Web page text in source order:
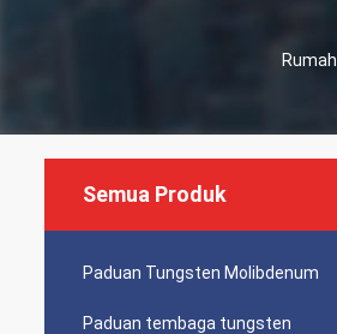
Rumah
Semua Produk
Paduan Tungsten Molibdenum
Paduan tembaga tungsten